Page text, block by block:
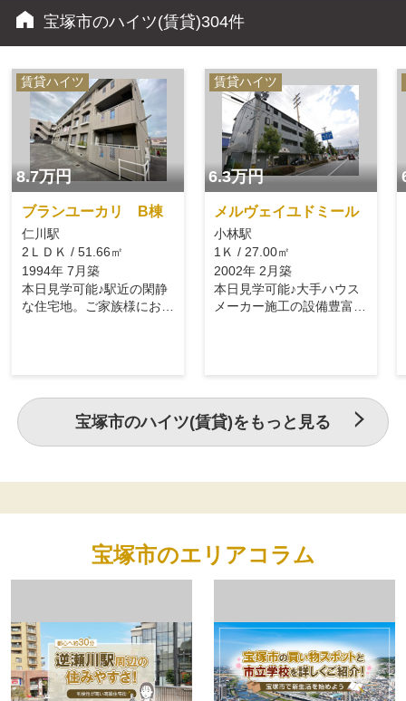
宝塚市のハイツ(賃貸)304件
賃貸ハイツ
8.7万円
ブランユーカリ B棟
仁川駅
2ＬＤＫ / 51.66㎡
1994年 7月築
本日見学可能♪駅近の閑静
な住宅地。ご家族様におす
賃貸ハイツ
6.3万円
メルヴェイユドミール
小林駅
1Ｋ / 27.00㎡
2002年 2月築
本日見学可能♪大手ハウス
メーカー施工の設備豊富な
宝塚市のハイツ(賃貸)をもっと見る
宝塚市のエリアコラム